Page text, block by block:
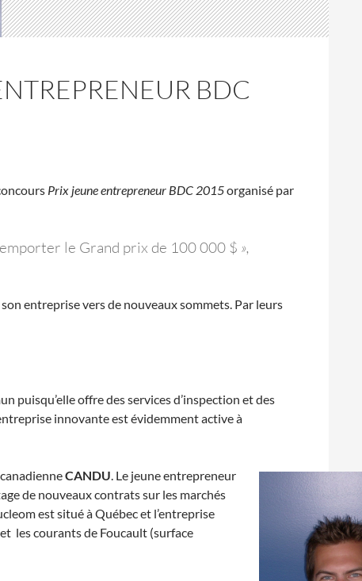
BDC
Prix jeune entrepreneur BDC 2015organisé par
le Grand prix de 100 000 $ »,
entreprise vers de nouveaux sommets. Par leurs
puisqu’elle offre des services d’inspection et des
innovante est évidemment active à
CANDU. Le jeune entrepreneur
de nouveaux contrats sur les marchés
est situé à Québec et l’entreprise
les courants de Foucault (surface